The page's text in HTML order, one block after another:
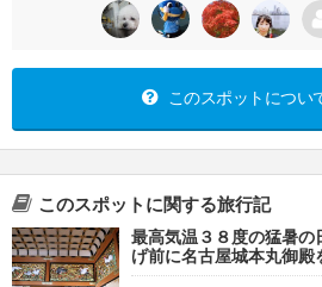
このスポットについ
このスポットに関する旅行記
最高気温３８度の猛暑
げ前に名古屋城本丸御殿